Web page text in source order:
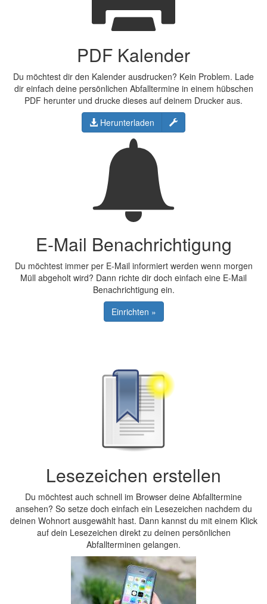
PDF Kalender
Du möchtest dir den Kalender ausdrucken? Kein Problem. Lade
dir einfach deine persönlichen Abfalltermine in einem hübschen
PDF herunter und drucke dieses auf deinem Drucker aus.
Herunterladen
Konfigurieren
E-Mail Benachrichtigung
Du möchtest immer per E-Mail informiert werden wenn morgen
Müll abgeholt wird? Dann richte dir doch einfach eine E-Mail
Benachrichtigung ein.
Einrichten »
Lesezeichen erstellen
Du möchtest auch schnell im Browser deine Abfalltermine
ansehen? So setze doch einfach ein Lesezeichen nachdem du
deinen Wohnort ausgewählt hast. Dann kannst du mit einem Klick
auf dein Lesezeichen direkt zu deinen persönlichen
Abfallterminen gelangen.